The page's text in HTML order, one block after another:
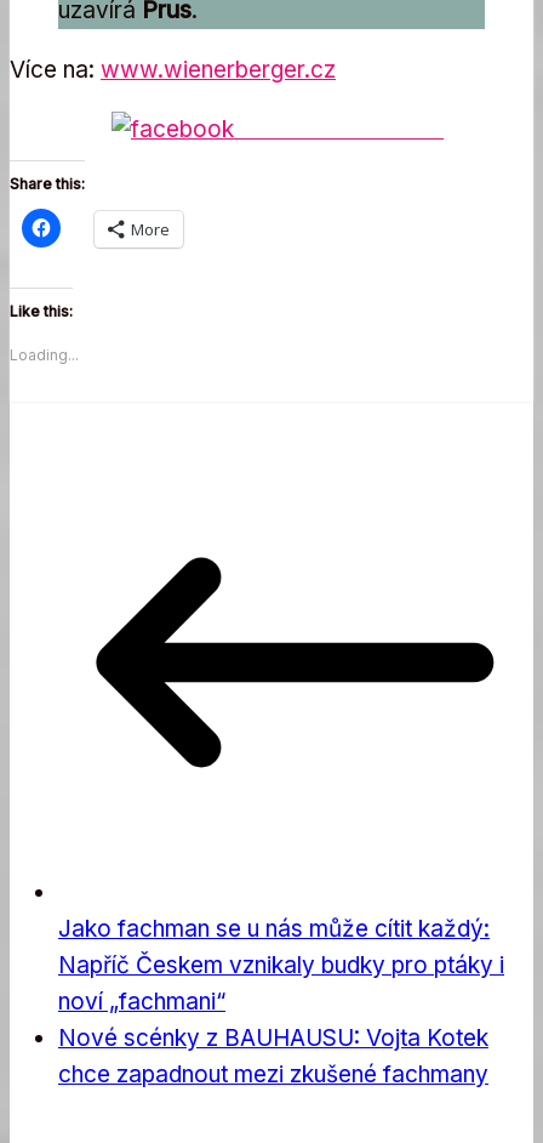
uzavírá Prus.
Více na: www.wienerberger.cz
Share this:
More
Like this:
Loading...
Jako fachman se u nás může cítit každý:
Napříč Českem vznikaly budky pro ptáky i
noví „fachmani“
Nové scénky z BAUHAUSU: Vojta Kotek
chce zapadnout mezi zkušené fachmany